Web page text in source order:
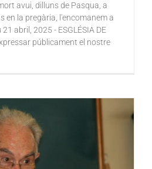
avui, dilluns de Pasqua, a
en la pregària, l'encomanem a
abril, 2025 - ESGLÉSIA DE
públicament el nostre